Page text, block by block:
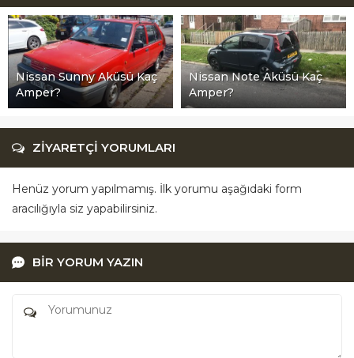
Nissan Sunny Aküsü Kaç
Amper?
Nissan Note Aküsü Kaç
Amper?
ZİYARETÇİ YORUMLARI
Henüz yorum yapılmamış. İlk yorumu aşağıdaki form
aracılığıyla siz yapabilirsiniz.
BİR YORUM YAZIN